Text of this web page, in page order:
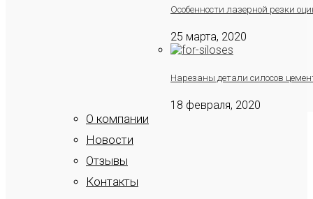
Особенности лазерной резки
25 марта, 2020
Нарезаны детали силосов
18 февраля, 2020
О компании
Новости
Отзывы
Контакты